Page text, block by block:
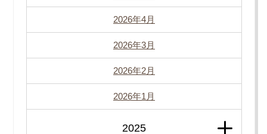
2026年4月
2026年3月
2026年2月
2026年1月
2025